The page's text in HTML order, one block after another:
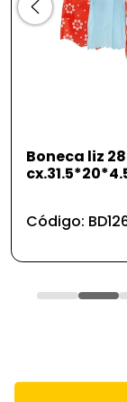
6pcs